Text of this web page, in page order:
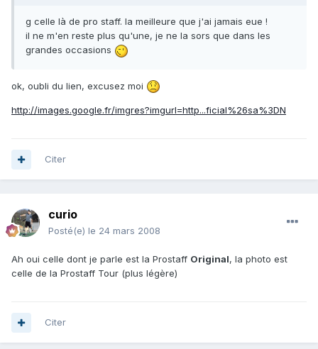
g celle là de pro staff. la meilleure que j'ai jamais eue !
il ne m'en reste plus qu'une, je ne la sors que dans les
grandes occasions
ok, oubli du lien, excusez moi
http://images.google.fr/imgres?imgurl=http...ficial%26sa%3DN
Citer
curio
Posté(e) le 24 mars 2008
Ah oui celle dont je parle est la Prostaff Original, la photo est
celle de la Prostaff Tour (plus légère)
Citer